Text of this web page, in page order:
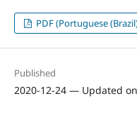
PDF (Portuguese
Published
2020-12-24 — Updated